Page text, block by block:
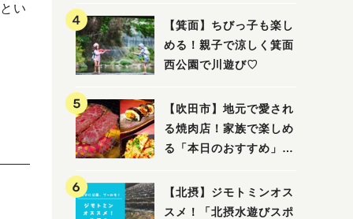
い
から穴場まで！〜
【箕面】ちびっ子も楽し
める！親子で涼しく箕面
西公園で川遊び♡
【吹田市】地元で愛され
る焼肉店！家族で楽しめ
る「本日のおすすめ」で
【北摂】ジモトミンオス
スメ！「北摂水遊びスポ